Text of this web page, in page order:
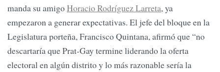
manda su amigoHoracio Rodríguez Larreta, ya
empezaron a generar expectativas. El jefe del bloque en la
Legislatura porteña, Francisco Quintana, afirmó que “no
descartaría que Prat-Gay termine liderando la oferta
electoral en algún distrito y lo más razonable sería la